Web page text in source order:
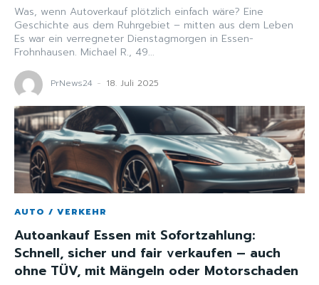
Was, wenn Autoverkauf plötzlich einfach wäre? Eine
Geschichte aus dem Ruhrgebiet – mitten aus dem Leben
Es war ein verregneter Dienstagmorgen in Essen-
Frohnhausen. Michael R., 49...
PrNews24 - 18. Juli 2025
AUTO / VERKEHR
Autoankauf Essen mit Sofortzahlung:
Schnell, sicher und fair verkaufen – auch
ohne TÜV, mit Mängeln oder Motorschaden